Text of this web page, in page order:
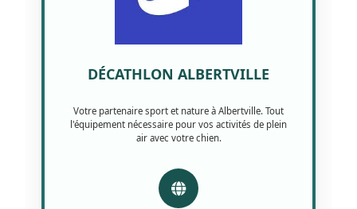
DÉCATHLON ALBERTVILLE
Votre partenaire sport et nature à Albertville. Tout
l'équipement nécessaire pour vos activités de plein
air avec votre chien.